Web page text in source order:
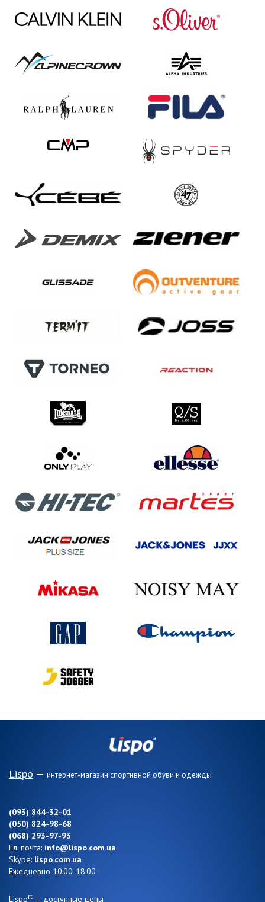
Lispo — интернет-магазин спортивной обуви и одежды
(093) 844-32-01
(050) 824-98-68
(068) 293-97-93
Ел. почта: info@lispo.com.ua
Skype: lispo.com.ua
Ежедневно 10:00-18:00
Lisport — доступные цены